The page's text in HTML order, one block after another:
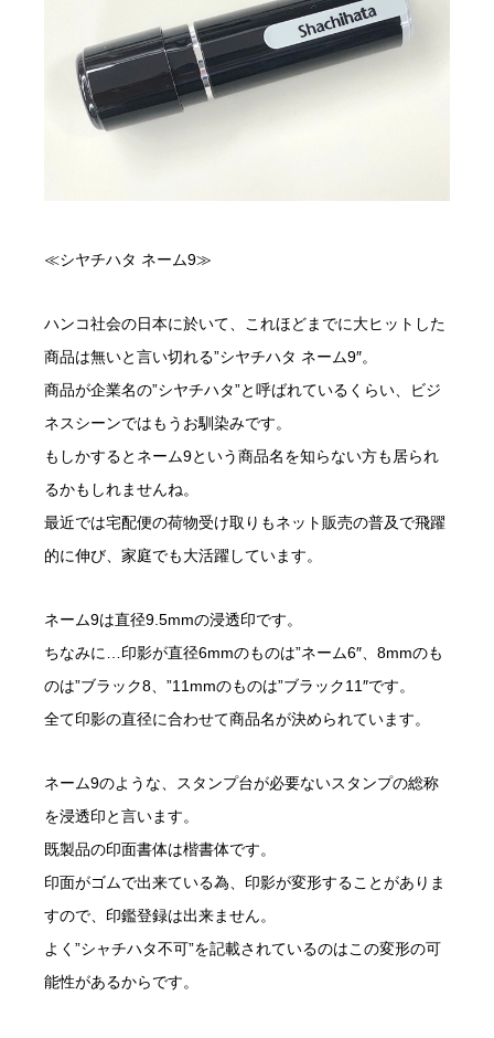
≪シヤチハタ ネーム9≫
ハンコ社会の日本に於いて、これほどまでに大ヒットした
商品は無いと言い切れる”シヤチハタ ネーム9″。
商品が企業名の”シヤチハタ”と呼ばれているくらい、ビジ
ネスシーンではもうお馴染みです。
もしかするとネーム9という商品名を知らない方も居られ
るかもしれませんね。
最近では宅配便の荷物受け取りもネット販売の普及で飛躍
的に伸び、家庭でも大活躍しています。
ネーム9は直径9.5mmの浸透印です。
ちなみに…印影が直径6mmのものは”ネーム6″、8mmのも
のは”ブラック8、”11mmのものは”ブラック11″です。
全て印影の直径に合わせて商品名が決められています。
ネーム9のような、スタンプ台が必要ないスタンプの総称
を浸透印と言います。
既製品の印面書体は楷書体です。
印面がゴムで出来ている為、印影が変形することがありま
すので、印鑑登録は出来ません。
よく”シャチハタ不可”を記載されているのはこの変形の可
能性があるからです。